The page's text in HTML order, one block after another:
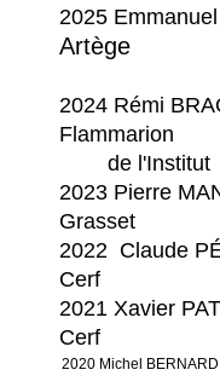
2025
Artège
2024 Rémi
Flammarion
de l'Institut
2023
Grasset
2022
Cerf
2021
Cerf
2020 Michel BERNARD